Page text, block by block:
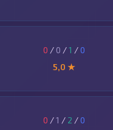
0 / 0 /1 /0
5,0 ★
0 /1 / 2 /0